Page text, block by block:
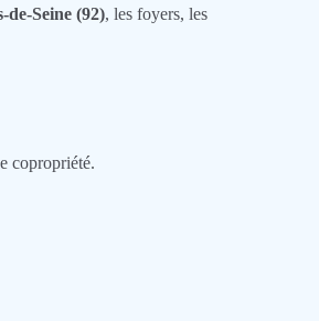
de-Seine (92), les foyers, les
copropriété.